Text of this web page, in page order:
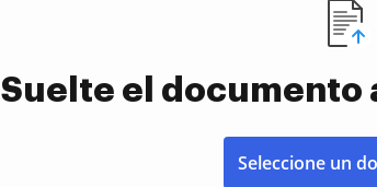
Suelte el documento
Seleccione un